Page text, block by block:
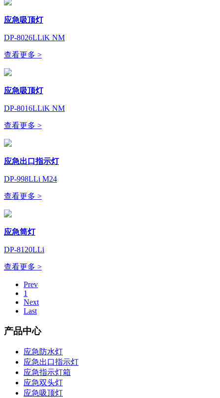
应急吸顶灯
DP-8026LLiK NM
查看更多 >
应急吸顶灯
DP-8016LLiK NM
查看更多 >
应急出口指示灯
DP-998LLi M24
查看更多 >
应急筒灯
DP-8120LLi
查看更多 >
Prev
1
Next
Last
产品中心
应急防水灯
应急出口指示灯
应急指示灯箱
应急双头灯
应急吸顶灯